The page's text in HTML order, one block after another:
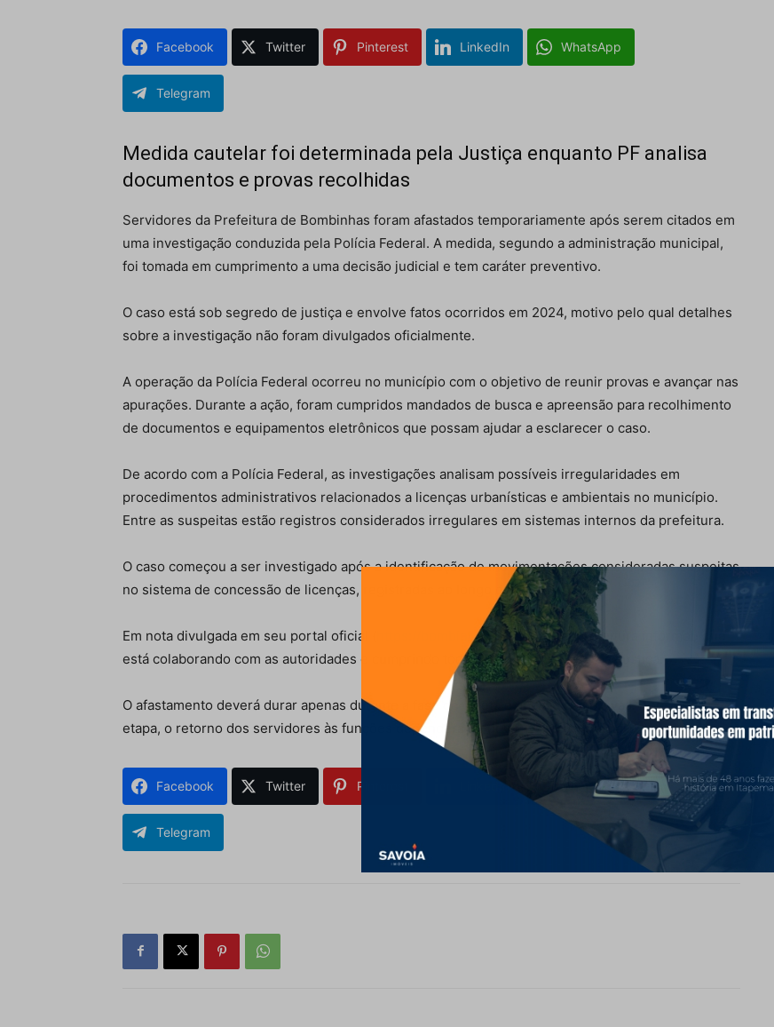
Facebook Twitter Pinterest LinkedIn WhatsApp
Telegram
Medida cautelar foi determinada pela Justiça enquanto PF analisa
documentos e provas recolhidas
Servidores da Prefeitura de Bombinhas foram afastados temporariamente após serem citados em
uma investigação conduzida pela Polícia Federal. A medida, segundo a administração municipal,
foi tomada em cumprimento a uma decisão judicial e tem caráter preventivo.
O caso está sob segredo de justiça e envolve fatos ocorridos em 2024, motivo pelo qual detalhes
sobre a investigação não foram divulgados oficialmente.
A operação da Polícia Federal ocorreu no município com o objetivo de reunir provas e avançar nas
apurações. Durante a ação, foram cumpridos mandados de busca e apreensão para recolhimento
de documentos e equipamentos eletrônicos que possam ajudar a esclarecer o caso.
De acordo com a Polícia Federal, as investigações analisam possíveis irregularidades em
procedimentos administrativos relacionados a licenças urbanísticas e ambientais no município.
Entre as suspeitas estão registros considerados irregulares em sistemas internos da prefeitura.
O caso começou a ser investigado após a identificação de movimentações consideradas suspeitas
no sistema de concessão de licenças, registradas ao longo de 2024.
Em nota divulgada em seu portal oficial ( https://bombinhas.sc.gov.br/), a prefeitura informou que
está colaborando com as autoridades e cumprindo todas as determinações da Justiça.
O afastamento deverá durar apenas durante a fase de coleta e análise das provas. Após essa
etapa, o retorno dos servidores às funções dependerá de nova avaliação judicial.
Facebook Twitter Pinterest LinkedIn WhatsApp
Telegram